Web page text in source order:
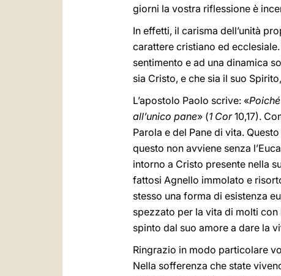
giorni la vostra riflessione è
In effetti, il carisma dell’unità
carattere cristiano ed
sentimento e ad una dinamica
sia Cristo, e che sia il suo
L’apostolo Paolo scrive: «
all’unico pane» (1 Cor10,17).
Parola e del Pane di vita.
questo non avviene senza
intorno a Cristo presente nella
fattosi Agnello immolato e
stesso una forma di esistenza
spezzato per la vita di molti
spinto dal suo amore a dare la
Ringrazio in modo particolare
Nella sofferenza che state